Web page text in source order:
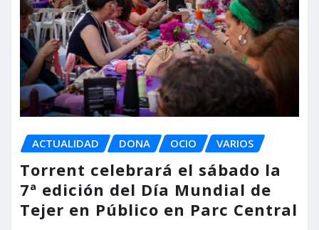
ACTUALIDAD DONA OCIO VARIOS
Torrent celebrará el sábado la
7ª edición del Día Mundial de
Tejer en Público en Parc Central